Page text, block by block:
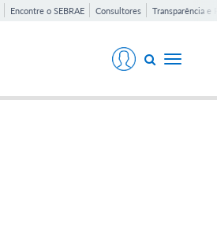
Encontre o SEBRAE Consultores Transparência e
Toggle